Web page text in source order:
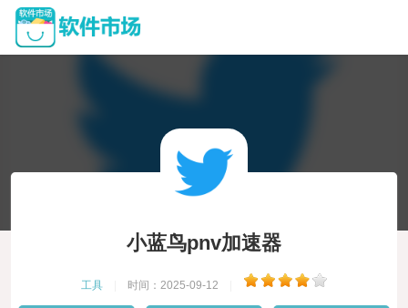
小蓝鸟pnv加速器
工具 时间：2025-09-12